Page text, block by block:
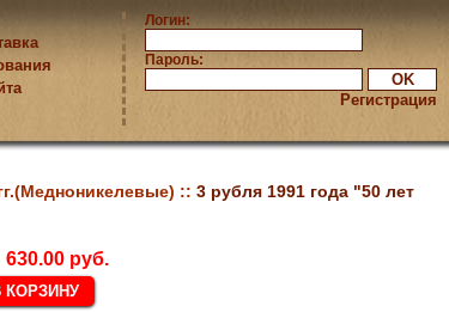
Логин:
Пароль:
Регистрация
:: 3 рубля 1991 года "50 лет
630.00 руб.